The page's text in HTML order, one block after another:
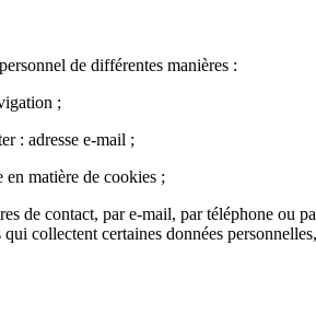
de différentes manières :
;
: adresse e-mail ;
matière de cookies ;
de contact, par e-mail, par téléphone ou
collectent certaines données